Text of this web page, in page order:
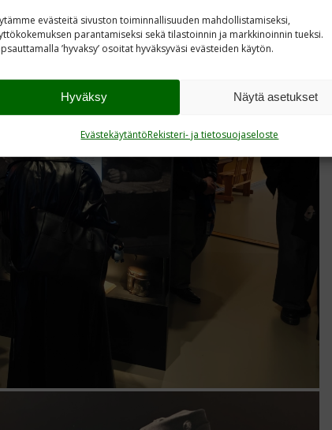
evästeitä sivuston toiminnallisuuden mahdollistamiseksi,
parantamiseksi sekä tilastoinnin ja markkinoinnin tueksi.
’hyvaksy’ osoitat hyväksyväsi evästeiden käytön.
Hyväksy Näytä asetukset
EvästekäytäntöRekisteri- ja tietosuojaseloste